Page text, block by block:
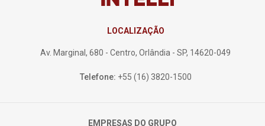
LOCALIZAÇÃO
Av. Marginal, 680 - Centro, Orlândia - SP, 14620-049
Telefone: +55 (16) 3820-1500
EMPRESAS DO GRUPO